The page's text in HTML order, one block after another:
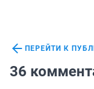
ПЕРЕЙТИ К
36